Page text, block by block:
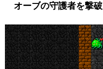
オーブの守護者を撃破